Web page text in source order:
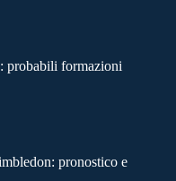
probabili formazioni
pronostico e